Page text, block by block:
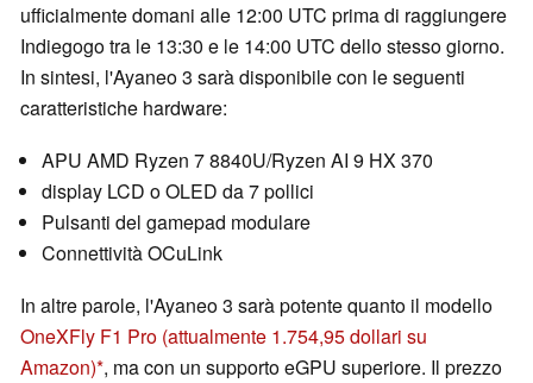
ufficialmente domani alle 12:00 UTC prima di raggiungere
Indiegogo tra le 13:30 e le 14:00 UTC dello stesso giorno.
In sintesi, l'Ayaneo 3 sarà disponibile con le seguenti
caratteristiche hardware:
APU AMD Ryzen 7 8840U/Ryzen AI 9 HX 370
display LCD o OLED da 7 pollici
Pulsanti del gamepad modulare
Connettività OCuLink
In altre parole, l'Ayaneo 3 sarà potente quanto il modello
OneXFly F1 Pro (attualmente 1.754,95 dollari su
Amazon) , ma con un supporto eGPU superiore. Il prezzo